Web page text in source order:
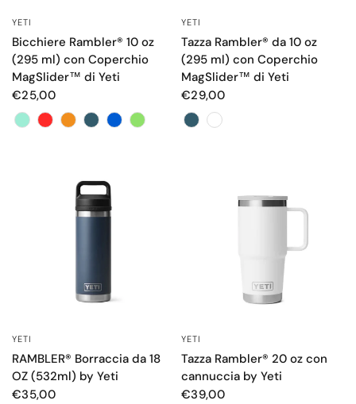
YETI
Bicchiere Rambler® 10 oz
(295 ml) con Coperchio
MagSlider™ di Yeti
€25,00
Color
YETI
Tazza Rambler® da 10 oz
(295 ml) con Coperchio
MagSlider™ di Yeti
€29,00
Color
YETI
RAMBLER® Borraccia da 18
OZ (532ml) by Yeti
€35,00
YETI
Tazza Rambler® 20 oz con
cannuccia by Yeti
€39,00